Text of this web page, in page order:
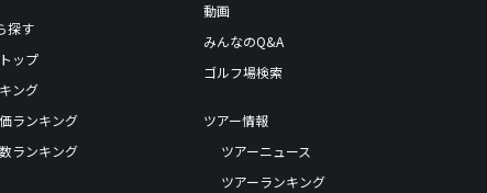
探す
ップ
ング
ランキング
ランキング
動画
みんなのQ&A
ゴルフ場検索
ツアー情報
ツアーニュース
ツアーランキング